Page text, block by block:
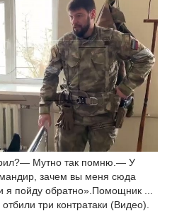
Мутно так помню.— У
зачем вы меня сюда
я пойду обратно».Помощник ...
три контратаки (Видео).